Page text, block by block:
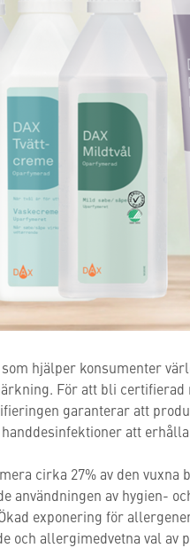
hjälper konsumenter
För att bli
garanterar att
att
cirka 27% av den
användningen av hygien-
exponering för
och allergimedvetna val av